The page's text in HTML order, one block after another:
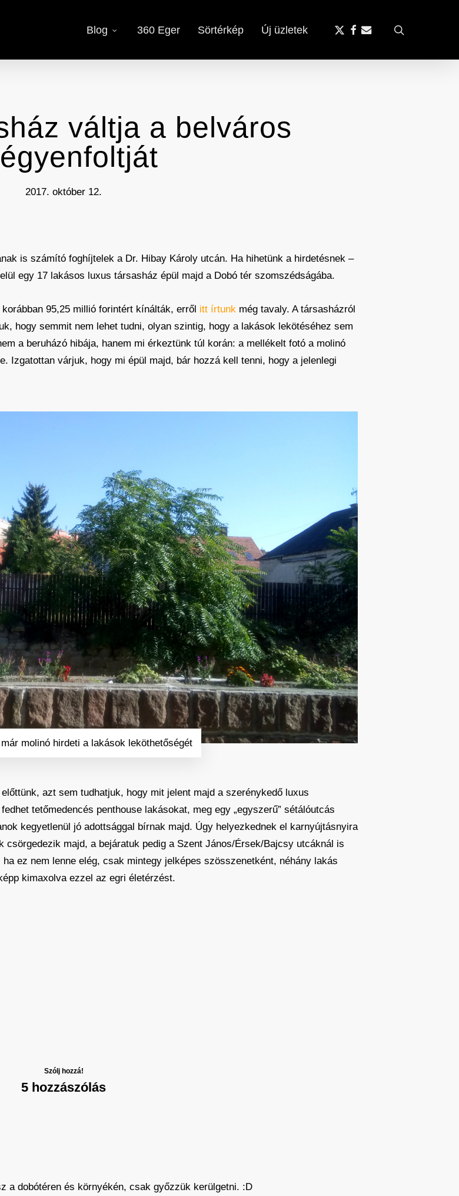
Blog 360 Eger Sörtérkép Új üzletek
x-
facebook
email
váltja a belváros
2017. október 12.
is számító foghíjtelek a Dr. Hibay Károly utcán. Ha hihetünk a hirdetésnek –
egy 17 lakásos luxus társasház épül majd a Dobó tér szomszédságába.
95,25 millió forintért kínálták, erről itt írtunk még tavaly. A társasházról
hogy semmit nem lehet tudni, olyan szintig, hogy a lakások lekötéséhez sem
a beruházó hibája, hanem mi érkeztünk túl korán: a mellékelt fotó a molinó
Izgatottan várjuk, hogy mi épül majd, bár hozzá kell tenni, hogy a jelenlegi
molinó hirdeti a lakások leköthetőségét
azt sem tudhatjuk, hogy mit jelent majd a szerénykedő luxus
tetőmedencés penthouse lakásokat, meg egy „egyszerű” sétálóutcás
kegyetlenül jó adottsággal bírnak majd. Úgy helyezkednek el karnyújtásnyira
majd, a bejáratuk pedig a Szent János/Érsek/Bajcsy utcáknál is
ez nem lenne elég, csak mintegy jelképes szösszenetként, néhány lakás
kimaxolva ezzel az egri életérzést.
Szólj hozzá!
5 hozzászólás
a dobótéren és környékén, csak győzzük kerülgetni. :D